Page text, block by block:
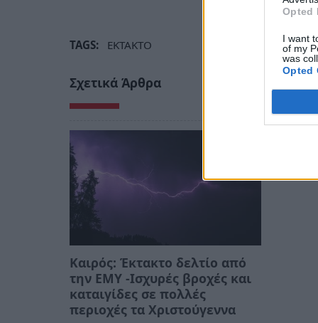
Opted
I want
of my
was
Opted
TAGS: ΕΚΤΑΚΤΟ
Σχετικά Άρθρα
Καιρός: Έκτακτο δελτίο από
την ΕΜΥ -Ισχυρές βροχές και
καταιγίδες σε πολλές
περιοχές τα Χριστούγεννα